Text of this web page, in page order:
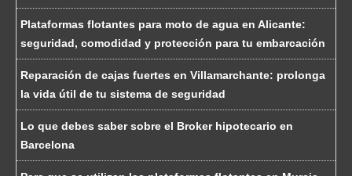
Plataformas flotantes para moto de agua en Alicante:
seguridad, comodidad y protección para tu embarcación
Reparación de cajas fuertes en Villamarchante: prolonga
la vida útil de tu sistema de seguridad
Lo que debes saber sobre el Broker hipotecario en
Barcelona